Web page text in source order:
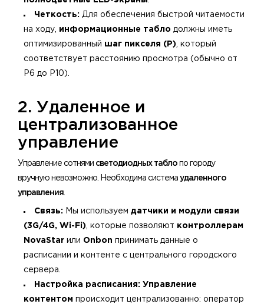
Четкость: Для обеспечения быстрой читаемости
на ходу, информационные табло должны иметь
оптимизированный шаг пикселя (P) , который
соответствует расстоянию просмотра (обычно от
P6 до P10).
2. Удаленное и
централизованное
управление
Управление сотнями светодиодных табло по городу
вручную невозможно. Необходима система удаленного
управления
Связь: Мы используем датчики и модули связи
(3G/4G, Wi-Fi) , которые позволяют контроллерам
NovaStar или Onbon принимать данные о
расписании и контенте с центрального городского
сервера.
Настройка расписания: Управление
контентом происходит централизованно: оператор